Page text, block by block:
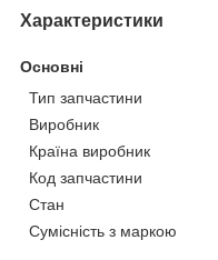
Характеристики
Основні
Тип запчастини
Виробник
Країна виробник
Код запчастини
Стан
Сумісність з маркою